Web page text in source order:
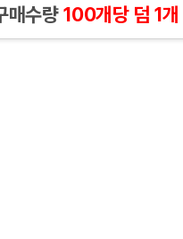
매수량100개당 덤 1개